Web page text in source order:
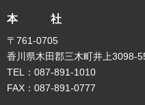
本 社
〒761-0705
香川県木田郡三木町井上3098-
TEL：087-891-1010
FAX：087-891-0777